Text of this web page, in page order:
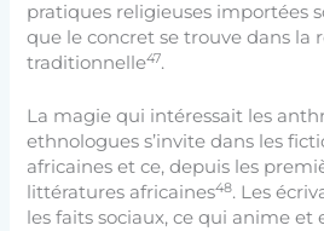
pratiques religieuses importées
que le concret se trouve dans la
traditionnelle47.
La magie qui intéressait les
ethnologues s’invite dans les
africaines et ce, depuis les
littératures africaines48. Les
les faits sociaux, ce qui anime